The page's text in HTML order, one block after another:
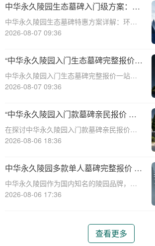
中华永久陵园生态墓碑入门级方案：完
整报价与一站式服务打包特惠解析
中华永久陵园生态墓碑特惠方案详解：环
保、经济、个性化选择☎ 中华永久陵园电
提升，选择一个环保且经济的陵园及墓碑成
为许多家庭的考虑。中华永久陵园，作
2026-08-07 09:36
“中华永久陵园入门生态墓碑完整报价
一站式服务打包特惠详解”
中华永久陵园入门生态墓碑完整报价一站式
服务打包特惠详解☎ 中华永久陵园电话:400-
之一，一直致力于提供高品质、个性化的墓
碑服务。生态墓碑作为一种环保、
2026-08-07 09:36
“中华永久陵园入门款墓碑亲民报价 一
次性付清享折上折：超值优惠与便捷选
择的完美结合”
在探讨中华永久陵园入门款墓碑亲民报价这
一主题时，我们首先需要理解墓碑选择的重
对逝者的纪念，也是对生者情感的寄托。因
此，选择一款既符合预算又具有纪念意义的
墓碑显得尤
2026-08-06 18:36
中华永久陵园多款单人墓碑完整报价 淡
季下单直降数千元详解
中华永久陵园作为国内知名的陵园品牌，提
供多种单人墓碑选择，满足不同客户的需
元的优惠政策，帮助消费者做出明智的选
2026-08-06 17:36
查看更多